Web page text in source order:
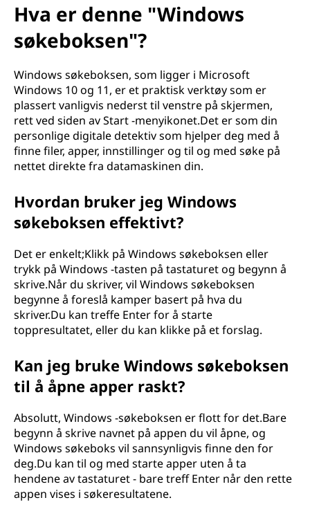
Hva er denne "Windows
søkeboksen"?
Windows søkeboksen, som ligger i Microsoft
Windows 10 og 11, er et praktisk verktøy som er
plassert vanligvis nederst til venstre på skjermen,
rett ved siden av Start -menyikonet.Det er som din
personlige digitale detektiv som hjelper deg med å
finne filer, apper, innstillinger og til og med søke på
nettet direkte fra datamaskinen din.
Hvordan bruker jeg Windows
søkeboksen effektivt?
Det er enkelt;Klikk på Windows søkeboksen eller
trykk på Windows -tasten på tastaturet og begynn å
skrive.Når du skriver, vil Windows søkeboksen
begynne å foreslå kamper basert på hva du
skriver.Du kan treffe Enter for å starte
toppresultatet, eller du kan klikke på et forslag.
Kan jeg bruke Windows søkeboksen
til å åpne apper raskt?
Absolutt, Windows -søkeboksen er flott for det.Bare
begynn å skrive navnet på appen du vil åpne, og
Windows søkeboks vil sannsynligvis finne den for
deg.Du kan til og med starte apper uten å ta
hendene av tastaturet - bare treff Enter når den rette
appen vises i søkeresultatene.